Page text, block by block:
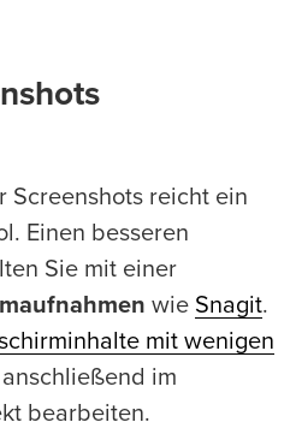
Screenshots reicht ein
Einen besseren
Sie mit einer
wie Snagit.
mit wenigen
im
bearbeiten.